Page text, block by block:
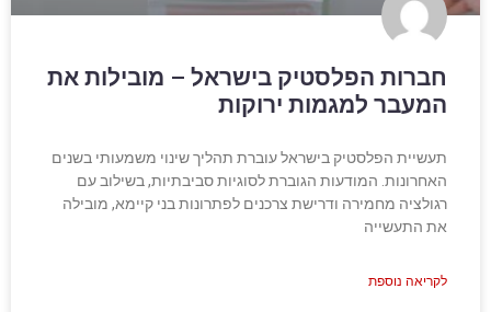
חברות הפלסטיק בישראל – מובילות את
המעבר למגמות ירוקות
תעשיית הפלסטיק בישראל עוברת תהליך שינוי משמעותי בשנים
האחרונות. המודעות הגוברת לסוגיות סביבתיות, בשילוב עם
רגולציה מחמירה ודרישת צרכנים לפתרונות בני קיימא, מובילה
את התעשייה
לקריאה נוספת